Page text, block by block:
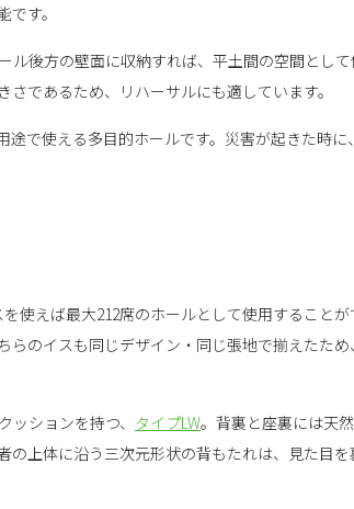
す。
後方の壁面に収納すれば、平土間の空間とし
であるため、リハーサルにも適しています。
で使える多目的ホールです。災害が起きた時に
使えば最大212席のホールとして使用すること
のイスも同じデザイン・同じ張地で揃えたため
ションを持つ、 タイプLW。背裏と座裏には天
上体に沿う三次元形状の背もたれは、見た目